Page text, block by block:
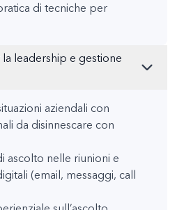
di tecniche per
leadership e gestione
aziendali con
da disinnescare con
ascolto nelle riunioni e
(email, messaggi, call